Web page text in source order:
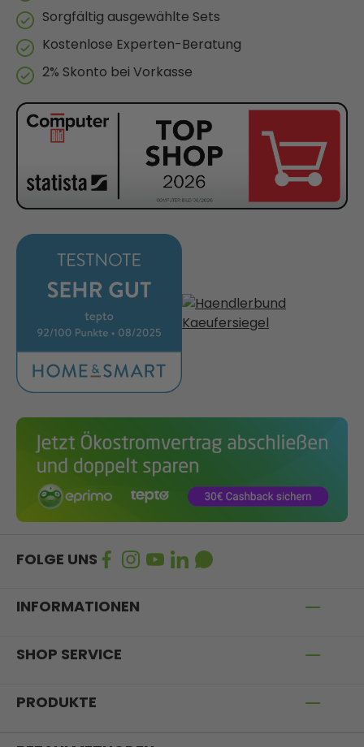
Sorgfältig ausgewählte Sets
Kostenlose Experten-Beratung
2% Skonto bei Vorkasse
FOLGE UNS
INFORMATIONEN
SHOP SERVICE
PRODUKTE